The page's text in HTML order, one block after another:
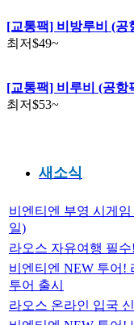
[교통팩] 비방루비 (공
최저$49~
[교통팩] 비루비 (공항
최저$53~
새소식
비엔티엔 부영 시게
일)
라오스 자유여행 필
비엔티엔 NEW 투어!
투어 출시
라오스 온라인 입국